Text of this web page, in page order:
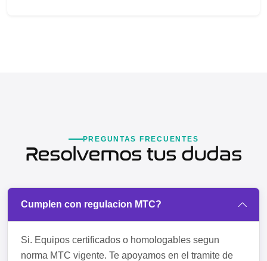
PREGUNTAS FRECUENTES
Resolvemos tus dudas
Cumplen con regulacion MTC?
Si. Equipos certificados o homologables segun
norma MTC vigente. Te apoyamos en el tramite de